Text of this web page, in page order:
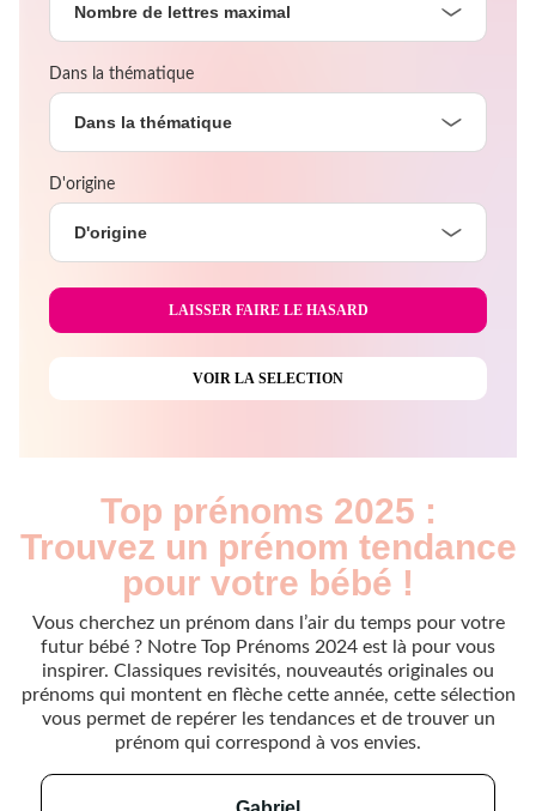
Nombre de lettres maximal
Dans la thématique
Dans la thématique
D'origine
D'origine
Top prénoms 2025 :
Trouvez un prénom tendance
pour votre bébé !
Vous cherchez un prénom dans l’air du temps pour votre
futur bébé ? Notre Top Prénoms 2024 est là pour vous
inspirer. Classiques revisités, nouveautés originales ou
prénoms qui montent en flèche cette année, cette sélection
vous permet de repérer les tendances et de trouver un
prénom qui correspond à vos envies.